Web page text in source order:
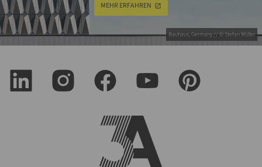
Bauhaus, Germany // © Stefan Müller
MEHR ERFAHREN